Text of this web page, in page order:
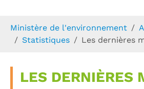
Ministère de l'environnement
Statistiques
Les dernières
LES DERNIÈRES